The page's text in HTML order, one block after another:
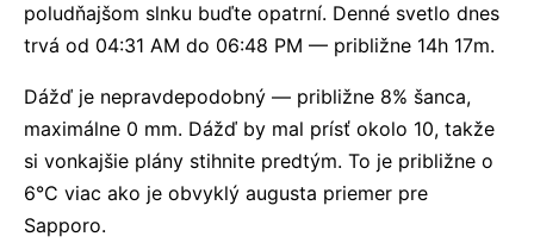
poludňajšom slnku buďte opatrní. Denné svetlo dnes
trvá od 04:31 AM do 06:48 PM — približne 14h 17m.
Dážď je nepravdepodobný — približne 8% šanca,
maximálne 0 mm. Dážď by mal prísť okolo 10, takže
si vonkajšie plány stihnite predtým. To je približne o
6°C viac ako je obvyklý augusta priemer pre
Sapporo.